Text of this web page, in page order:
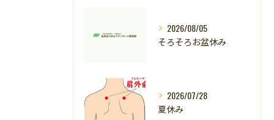
2026/08/05
そろそろお盆休み
2026/07/28
夏休み